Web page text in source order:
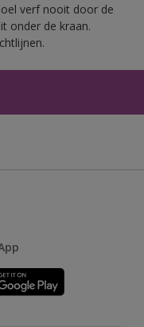
verf nooit door de
onder de kraan.